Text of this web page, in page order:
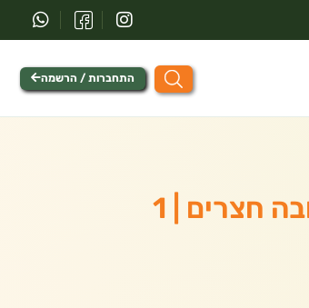
התחברות / הרשמה
שמן חוחובה טהור | חוחובה חצרים | 1